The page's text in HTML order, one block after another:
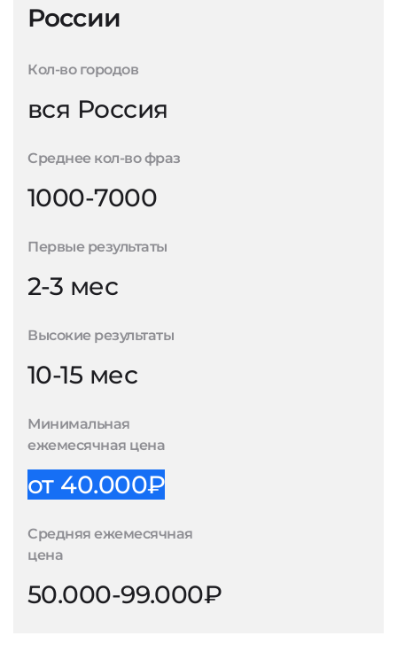
России
Кол-во городов
вся Россия
Среднее кол-во фраз
1000-7000
Первые результаты
2-3 мес
Высокие результаты
10-15 мес
Минимальная
ежемесячная цена
от 40.000₽
Средняя ежемесячная
цена
50.000-99.000₽